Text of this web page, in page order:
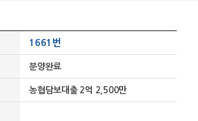
1661번
분양완료
농협담보대출 2억 2,500만